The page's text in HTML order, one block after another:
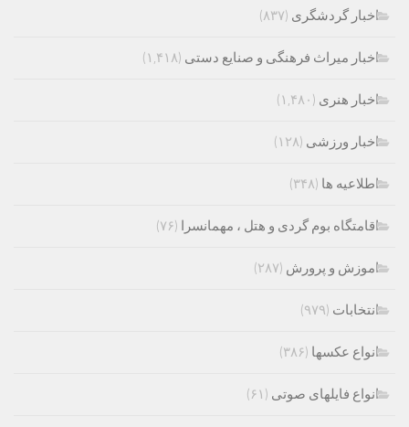
اخبار گردشگری (۸۳۷)
اخبار میراث فرهنگی و صنایع دستی (۱,۴۱۸)
اخبار هنری (۱,۴۸۰)
اخبار ورزشی (۱۲۸)
اطلاعیه ها (۳۴۸)
اقامتگاه بوم گردی و هتل ، مهمانسرا (۷۶)
اموزش و پرورش (۲۸۷)
انتخابات (۹۷۹)
انواع عکسها (۳۸۶)
انواع فایلهای صوتی (۶۱)